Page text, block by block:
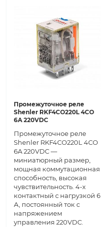
Промежуточное реле
Shenler RKF4CO220L 4CO
6A 220VDC
Промежуточное реле
Shenler RKF4CO220L 4CO
6A 220VDC —
миниатюрный размер,
мощная коммутационная
способность, высокая
чувствительность. 4-х
контактный с нагрузкой 6
А, постоянный ток с
напряжением
управления 220VDC.